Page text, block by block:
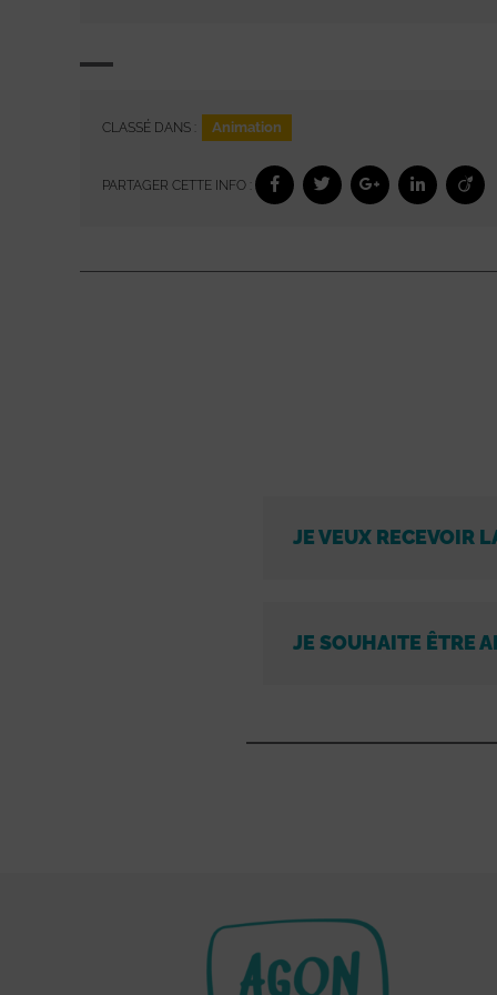
CLASSÉ DANS : Animation
PARTAGER CETTE INFO :
JE VEUX RECEVOIR
JE SOUHAITE ÊTRE